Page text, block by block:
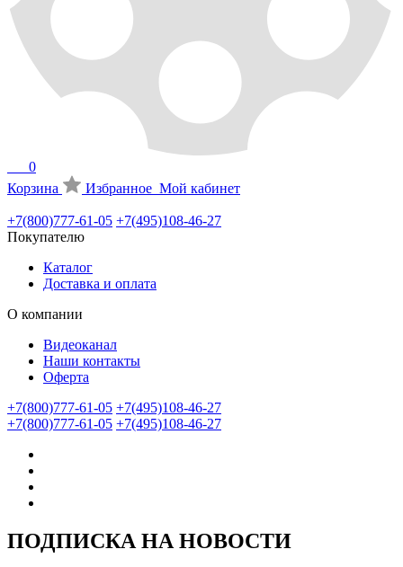
0
Корзина
Избранное Мой кабинет
+7(800)777-61-05 +7(495)108-46-27
Покупателю
Каталог
Доставка и оплата
О компании
Видеоканал
Наши контакты
Оферта
+7(800)777-61-05 +7(495)108-46-27
+7(800)777-61-05 +7(495)108-46-27
ПОДПИСКА НА НОВОСТИ